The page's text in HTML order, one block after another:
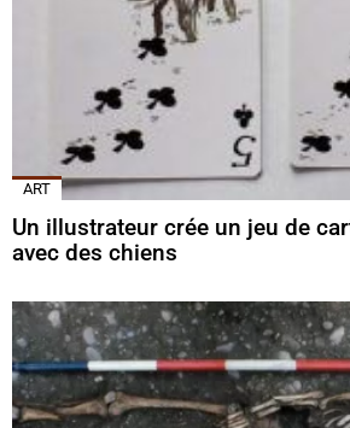
ART
Un illustrateur crée un jeu de
avec des chiens